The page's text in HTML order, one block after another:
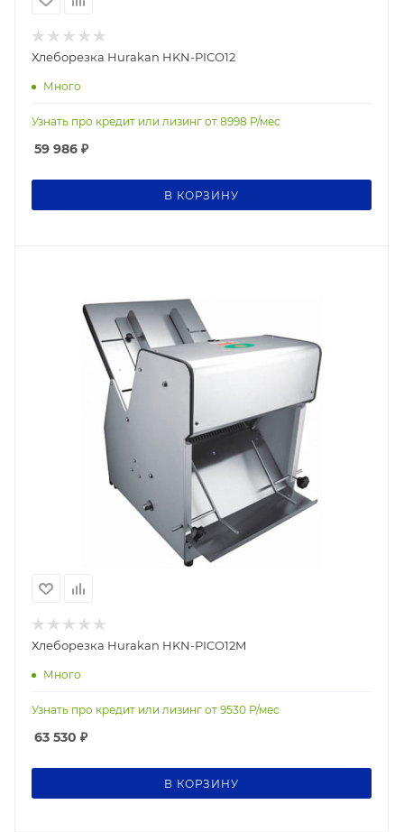
Хлеборезка Hurakan HKN-PICO12
Много
Узнать про кредит или лизинг от 8998 Р/мес
59 986 ₽
В КОРЗИНУ
Хлеборезка Hurakan HKN-PICO12M
Много
Узнать про кредит или лизинг от 9530 Р/мес
63 530 ₽
В КОРЗИНУ